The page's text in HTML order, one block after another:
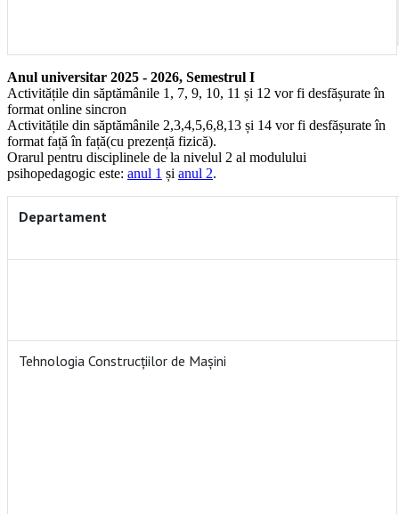
Anul universitar 2025 - 2026, Semestrul I
Activitățile din săptămânile 1, 7, 9, 10, 11 și 12 vor fi desfășurate în
format online sincron
Activitățile din săptămânile 2,3,4,5,6,8,13 și 14 vor fi desfășurate în
format față în față(cu prezență fizică).
Orarul pentru disciplinele de la nivelul 2 al modulului
psihopedagogic este: anul 1 și anul 2.
Departament
Tehnologia Construcțiilor de Mașini